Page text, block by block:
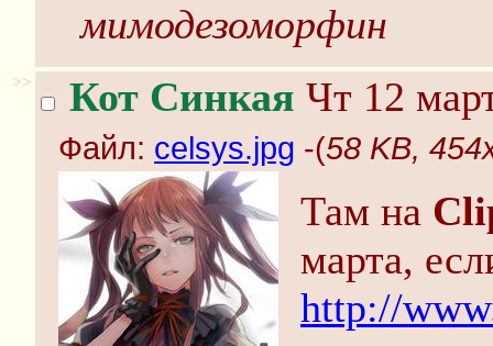
мимодезоморфин
>> Кот Синкая Чт 12
Файл: celsys.jpg -(58 KB,
Там на
марта,
http://